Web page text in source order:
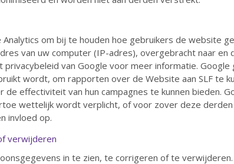
Analytics om bij te houden hoe gebruikers de website
van uw computer (IP-adres), overgebracht naar en
privacybeleid van Google voor meer informatie.
wordt, om rapporten over de Website aan SLF te
effectiviteit van hun campagnes te kunnen bieden.
wettelijk wordt verplicht, of voor zover deze
invloed op.
verwijderen
in te zien, te corrigeren of te